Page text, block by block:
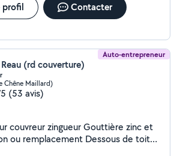
profil Contacter
Auto-entrepreneur
(rd couverture)
Chêne Maillard)
(53 avis)
couvreur zingueur Gouttière zinc et